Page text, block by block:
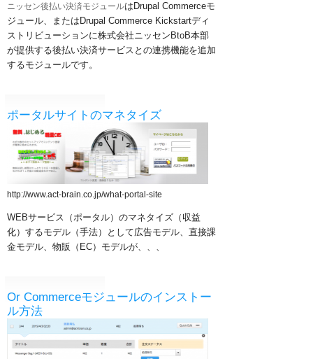
ニッセン後払い決済モジュールはDrupal Commerceモ
ジュール、またはDrupal Commerce Kickstartディ
ストリビューションに株式会社ニッセンBtoB本部
が提供する後払い決済サービスとの連携機能を追加
するモジュールです。
ポータルサイトのマネタイズ
http://www.act-brain.co.jp/what-portal-site
WEBサービス（ポータル）のマネタイズ（収益
化）するモデル（手法）として広告モデル、直接課
金モデル、物販（EC）モデルが、、、
Or Commerceモジュールのインストー
ル方法